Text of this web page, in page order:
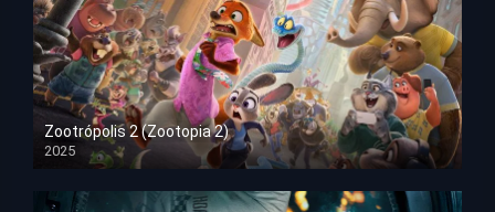
Zootrópolis 2 (Zootopia 2)
2025
HD 1080p